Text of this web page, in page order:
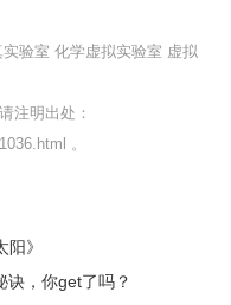
验室 化学虚拟实验室 虚拟
注明出处：
。
》
诀，你get了吗？